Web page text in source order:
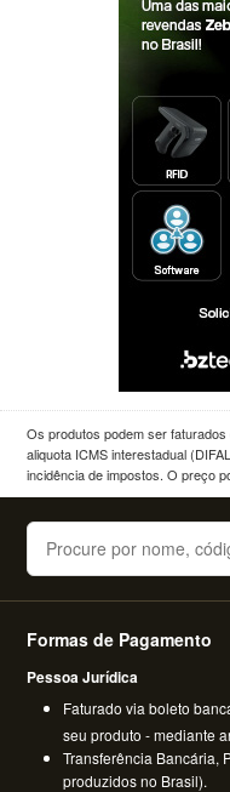
Os produtos podem ser
aliquota ICMS interestadual
incidência de impostos. O preço
Buscar
Formas de Pagamento
Pessoa Jurídica
Faturado via boleto
seu produto - mediante
Transferência Bancária,
produzidos no Brasil).